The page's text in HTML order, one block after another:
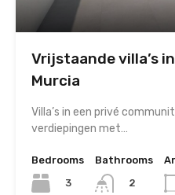
Vrijstaande villa’s
Murcia
Villa’s in een privé
verdiepingen met…
Bedrooms
3
Bathrooms
2